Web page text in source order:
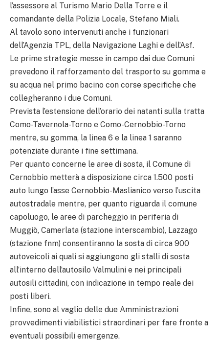
l’assessore al Turismo Mario Della Torre e il
comandante della Polizia Locale, Stefano Miali.
Al tavolo sono intervenuti anche i funzionari
dell’Agenzia TPL, della Navigazione Laghi e dell’Asf.
Le prime strategie messe in campo dai due Comuni
prevedono il rafforzamento del trasporto su gomma e
su acqua nel primo bacino con corse specifiche che
collegheranno i due Comuni.
Prevista l’estensione dell’orario dei natanti sulla tratta
Como-Tavernola-Torno e Como-Cernobbio-Torno
mentre, su gomma, la linea 6 e la linea 1 saranno
potenziate durante i fine settimana.
Per quanto concerne le aree di sosta, il Comune di
Cernobbio metterà a disposizione circa 1.500 posti
auto lungo l’asse Cernobbio-Maslianico verso l’uscita
autostradale mentre, per quanto riguarda il comune
capoluogo, le aree di parcheggio in periferia di
Muggiò, Camerlata (stazione interscambio), Lazzago
(stazione fnm) consentiranno la sosta di circa 900
autoveicoli ai quali si aggiungono gli stalli di sosta
all’interno dell’autosilo Valmulini e nei principali
autosili cittadini, con indicazione in tempo reale dei
posti liberi.
Infine, sono al vaglio delle due Amministrazioni
provvedimenti viabilistici straordinari per fare fronte a
eventuali possibili emergenze.